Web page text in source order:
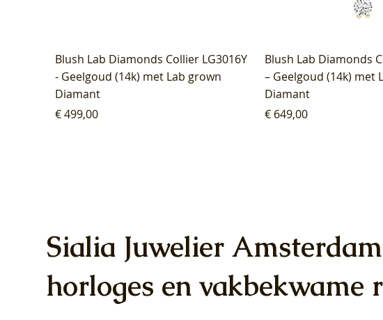
Blush Lab Diamonds Collier LG3016Y
- Geelgoud (14k) met Lab grown
Diamant
Prijs
€ 499,00
Blush Lab Diamonds
– Geelgoud (14k) met
Diamant
Prijs
€ 649,00
Sialia Juwelier
horloges en vakbekwame